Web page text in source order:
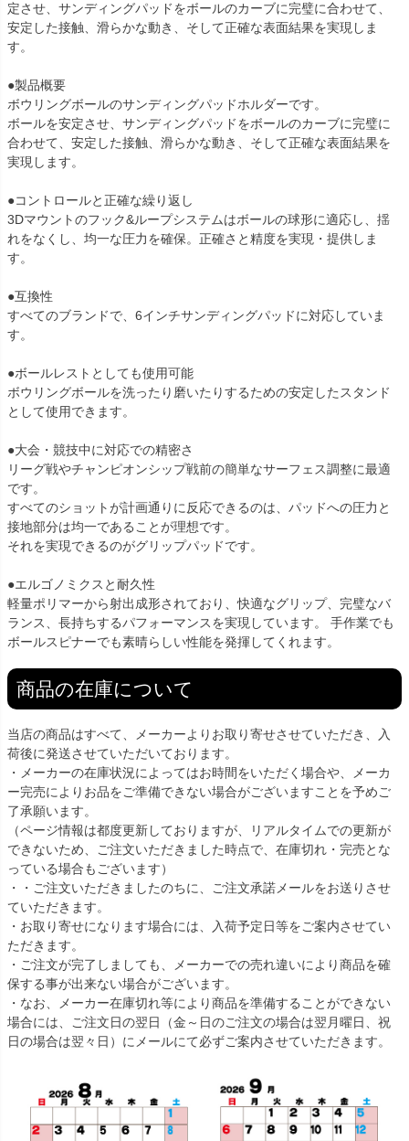
定させ、サンディングパッドをボールのカーブに完璧に合わせて、
安定した接触、滑らかな動き、そして正確な表面結果を実現しま
す。
●製品概要
ボウリングボールのサンディングパッドホルダーです。
ボールを安定させ、サンディングパッドをボールのカーブに完璧に
合わせて、安定した接触、滑らかな動き、そして正確な表面結果を
実現します。
●コントロールと正確な繰り返し
3Dマウントのフック&ループシステムはボールの球形に適応し、揺
れをなくし、均一な圧力を確保。正確さと精度を実現・提供しま
す。
●互換性
すべてのブランドで、6インチサンディングパッドに対応していま
す。
●ボールレストとしても使用可能
ボウリングボールを洗ったり磨いたりするための安定したスタンド
として使用できます。
●大会・競技中に対応での精密さ
リーグ戦やチャンピオンシップ戦前の簡単なサーフェス調整に最適
です。
すべてのショットが計画通りに反応できるのは、パッドへの圧力と
接地部分は均一であることが理想です。
それを実現できるのがグリップパッドです。
●エルゴノミクスと耐久性
軽量ポリマーから射出成形されており、快適なグリップ、完璧なバ
ランス、長持ちするパフォーマンスを実現しています。 手作業でも
ボールスピナーでも素晴らしい性能を発揮してくれます。
商品の在庫について
当店の商品はすべて、メーカーよりお取り寄せさせていただき、入
荷後に発送させていただいております。
・メーカーの在庫状況によってはお時間をいただく場合や、メーカ
ー完売によりお品をご準備できない場合がございますことを予めご
了承願います。
（ページ情報は都度更新しておりますが、リアルタイムでの更新が
できないため、ご注文いただきました時点で、在庫切れ・完売とな
っている場合もございます）
・・ご注文いただきましたのちに、ご注文承諾メールをお送りさせ
ていただきます。
・お取り寄せになります場合には、入荷予定日等をご案内させてい
ただきます。
・ご注文が完了しましても、メーカーでの売れ違いにより商品を確
保する事が出来ない場合がございます。
・なお、メーカー在庫切れ等により商品を準備することができない
場合には、ご注文日の翌日（金～日のご注文の場合は翌月曜日、祝
日の場合は翌々日）にメールにて必ずご案内させていただきます。